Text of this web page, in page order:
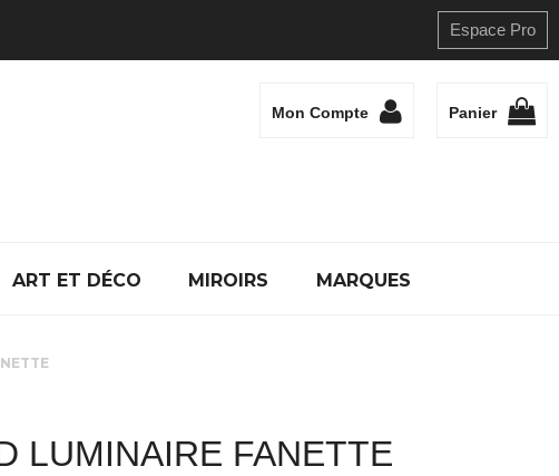
Espace Pro
Mon Compte Panier
ART ET DÉCO MIROIRS MARQUES
LUMINAIRE FANETTE